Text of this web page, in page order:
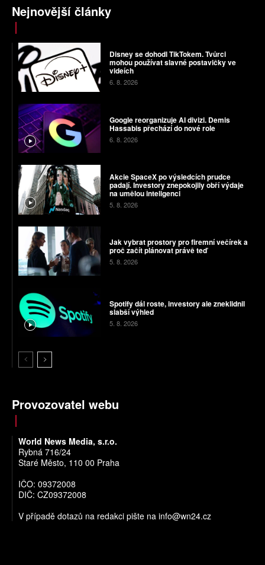
Nejnovější články
Disney se dohodl TikTokem. Tvůrci
mohou používat slavné postavičky ve
videích
6. 8. 2026
Google reorganizuje AI divizi. Demis
Hassabis přechází do nové role
6. 8. 2026
Akcie SpaceX po výsledcích prudce
padají. Investory znepokojily obří výdaje
na umělou inteligenci
5. 8. 2026
Jak vybrat prostory pro firemní večírek a
proč začít plánovat právě teď
5. 8. 2026
Spotify dál roste, investory ale zneklidnil
slabší výhled
5. 8. 2026
Provozovatel webu
World News Media, s.r.o.
Rybná 716/24
Staré Město, 110 00 Praha
IČO: 09372008
DIČ: CZ09372008
V případě dotazů na redakci pište na info@wn24.cz